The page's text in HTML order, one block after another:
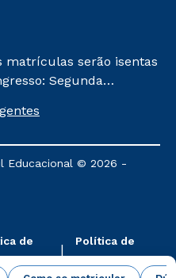
matrículas serão isentas
Segunda
matrícula será de R$
aos cursos: Ensino
e Metodologia
Atuais.
Educacional © 2026 -
de
Política de
Cookies